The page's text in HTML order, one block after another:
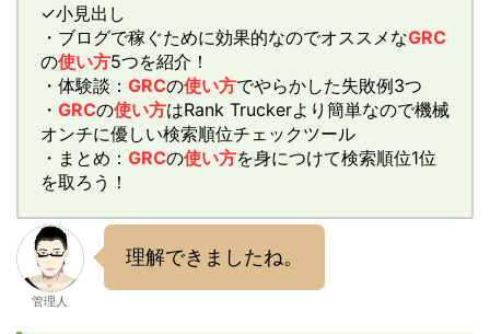
✓小見出し
・ブログで稼ぐために効果的なのでオススメなGRC
の使い方5つを紹介！
・体験談： GRCの使い方でやらかした失敗例3つ
・ GRCの使い方はRank Truckerより簡単なので機械
オンチに優しい検索順位チェックツール
・まとめ： GRCの使い方を身につけて検索順位1位
を取ろう！
管理人
理解できましたね。